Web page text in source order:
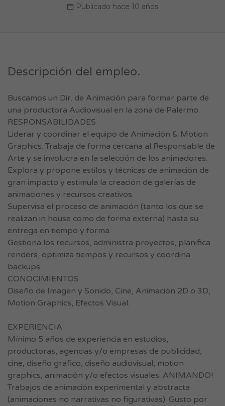
Publicado hace 10 años
Descripción del empleo.
Buscamos un Dir. de Animación para formar parte de
una productora Audiovisual en la zona de Palermo.
RESPONSABILIDADES
Liderar y coordinar el equipo de Animación & Motion
Graphics. Trabaja de forma cercana al Responsable de
Arte y se involucra en la selección de los animadores.
Explora y propone estilos y técnicas de animación de
gran impacto y estimula la creación de galerías de
animaciones y recursos creativos.
Supervisa el proceso de animación (tanto los que se
realizan in house como de forma externa) hasta su
entrega en tiempo y forma.
Gestiona los recursos, administra proyectos, planifica
renders, optimiza tiempos y recursos y coordina
backups.
CONOCIMIENTOS
Diseño de Imagen y Sonido, Cine, Animación 2D o 3D,
Motion Graphics, Efectos Visual.
EXPERIENCIA
Mínimo 5 años de experiencia en estudios,
productoras, agencias y/o empresas de publicidad,
cine, diseño gráfico, diseño audiovisual, motion
graphics, animación y/o efectos visuales: ANIMANDO!
Trabajos de animación experimental y abstracta
(animaciones no narrativas no figurativas). Gusto por